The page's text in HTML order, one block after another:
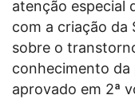
atenção especial
com a criação da
sobre o
conhecimento
aprovado em 2ª